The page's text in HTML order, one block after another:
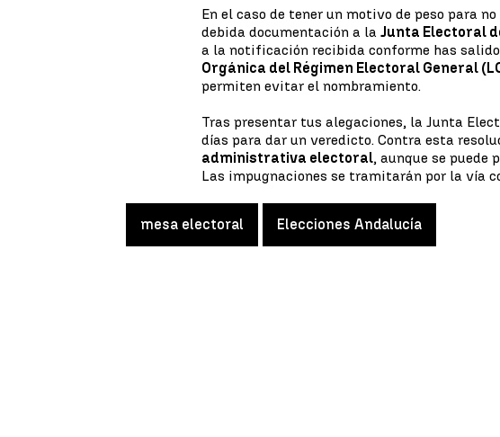
En el caso de tener un motivo de peso para
debida documentación a laJunta Electoral
a la notificación recibida conforme has salido
Orgánica del Régimen Electoral General
permiten evitar el nombramiento.
Tras presentar tus alegaciones, la Junta
días para dar un veredicto. Contra esta
administrativa electoral, aunque se puede
Las impugnaciones se tramitarán por la vía
mesa electoral Elecciones Andalucía